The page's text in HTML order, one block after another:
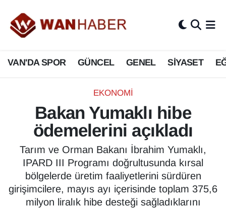
VAN'DA SPOR GÜNCEL GENEL SİYASET
EKONOMİ
Bakan Yumaklı hibe
ödemelerini açıkladı
Tarım ve Orman Bakanı İbrahim Yumaklı,
IPARD III Programı doğrultusunda kırsal
bölgelerde üretim faaliyetlerini sürdüren
girişimcilere, mayıs ayı içerisinde toplam 375,6
milyon liralık hibe desteği sağladıklarını
3.SAYFA
ASAYİŞ
BİLİM VE TEKNOLOJİ
Biyografi
ÇEVRE
Deprem
Van Nöbetçi Eczaneler
Van Hava Durumu
Van Namaz Vakitleri
Van Trafik Yoğunluk Haritası
Süper Lig Puan Durumu ve Fikstür
Tüm Manşetler
Son Dakika Haberleri